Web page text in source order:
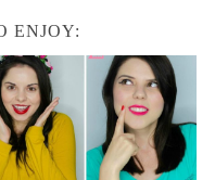
ENJOY: